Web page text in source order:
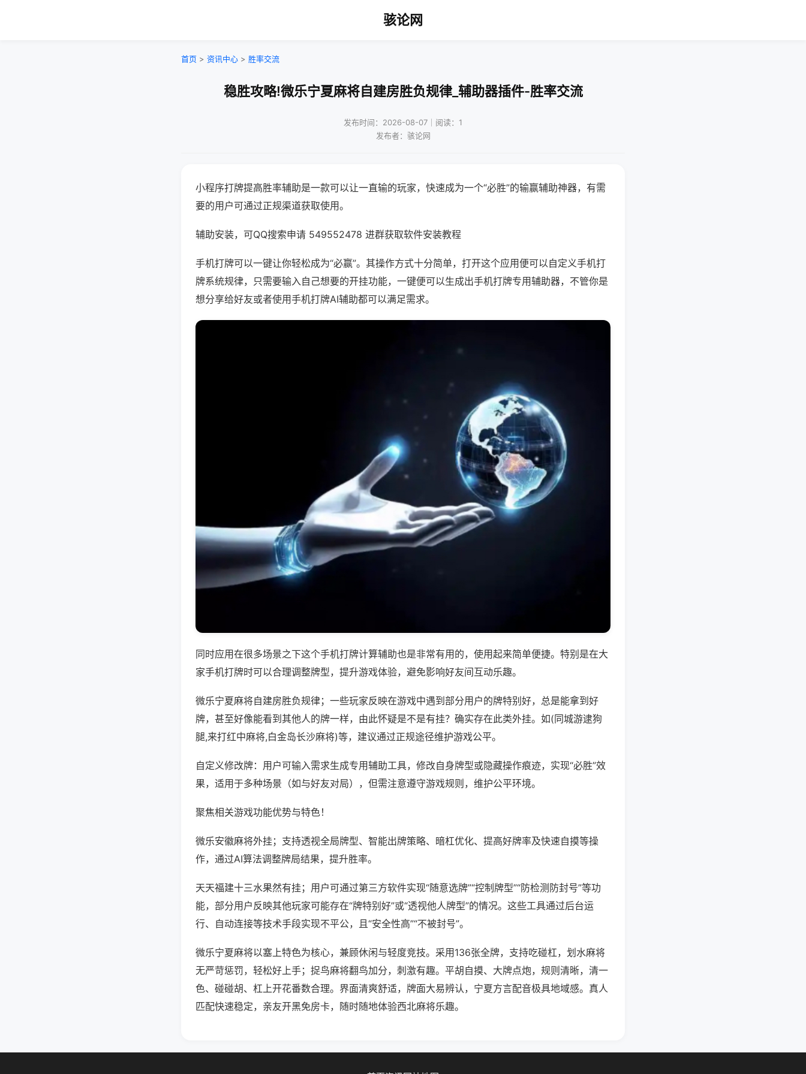
骇论网
首页 > 资讯中心 > 胜率交流
稳胜攻略!微乐宁夏麻将自建房胜负规律_辅助器插件-胜率交流
发布时间：2026-08-07｜阅读：1
发布者：骇论网
小程序打牌提高胜率辅助是一款可以让一直输的玩家，快速成为一个“必胜”的输赢辅助神器，有需
要的用户可通过正规渠道获取使用。
辅助安装，可QQ搜索申请 549552478 进群获取软件安装教程
手机打牌可以一键让你轻松成为“必赢”。其操作方式十分简单，打开这个应用便可以自定义手机打
牌系统规律，只需要输入自己想要的开挂功能，一键便可以生成出手机打牌专用辅助器，不管你是
想分享给好友或者使用手机打牌AI辅助都可以满足需求。
同时应用在很多场景之下这个手机打牌计算辅助也是非常有用的，使用起来简单便捷。特别是在大
家手机打牌时可以合理调整牌型，提升游戏体验，避免影响好友间互动乐趣。
微乐宁夏麻将自建房胜负规律；一些玩家反映在游戏中遇到部分用户的牌特别好，总是能拿到好
牌，甚至好像能看到其他人的牌一样，由此怀疑是不是有挂？确实存在此类外挂。如(同城游逮狗
腿,来打红中麻将,白金岛长沙麻将)等，建议通过正规途径维护游戏公平。
自定义修改牌：用户可输入需求生成专用辅助工具，修改自身牌型或隐藏操作痕迹，实现“必胜”效
果，适用于多种场景（如与好友对局），但需注意遵守游戏规则，维护公平环境。
聚焦相关游戏功能优势与特色！
微乐安徽麻将外挂；支持透视全局牌型、智能出牌策略、暗杠优化、提高好牌率及快速自摸等操
作，通过AI算法调整牌局结果，提升胜率。
天天福建十三水果然有挂；用户可通过第三方软件实现“随意选牌”“控制牌型”“防检测防封号”等功
能，部分用户反映其他玩家可能存在“牌特别好”或“透视他人牌型”的情况。这些工具通过后台运
行、自动连接等技术手段实现不平公，且“安全性高”“不被封号”。
微乐宁夏麻将以塞上特色为核心，兼顾休闲与轻度竞技。采用136张全牌，支持吃碰杠，划水麻将
无严苛惩罚，轻松好上手；捉鸟麻将翻鸟加分，刺激有趣。平胡自摸、大牌点炮，规则清晰，清一
色、碰碰胡、杠上开花番数合理。界面清爽舒适，牌面大易辨认，宁夏方言配音极具地域感。真人
匹配快速稳定，亲友开黑免房卡，随时随地体验西北麻将乐趣。